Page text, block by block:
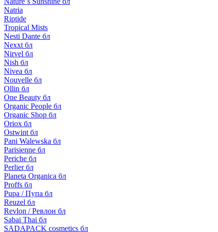
Natria
Riptide
Tropical Mists
Nesti Dante бл
Nexxt бл
Nirvel бл
Nish бл
Nivea бл
Nouvelle бл
Ollin бл
One Beauty бл
Organic People бл
Organic Shop бл
Oriox бл
Ostwint бл
Pani Walewska бл
Parisienne бл
Periche бл
Perlier бл
Planeta Organica бл
Proffs бл
Pupa / Пупа бл
Reuzel бл
Revlon / Ревлон бл
Sabai Thai бл
SADAPACK cosmetics бл